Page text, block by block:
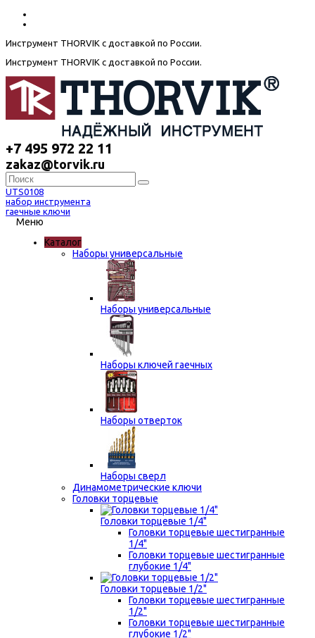
Инструмент THORVIK с доставкой по России.
Инструмент THORVIK с доставкой по России.
+7 495 972 22 11
zakaz@torvik.ru
UTS0108
набор инструмента
гаечные ключи
Меню
Каталог
Наборы универсальные
Наборы универсальные
Наборы ключей гаечных
Наборы отверток
Наборы сверл
Динамометрические ключи
Головки торцевые
Головки торцевые 1/4"
Головки торцевые шестигранные
1/4"
Головки торцевые шестигранные
глубокие 1/4"
Головки торцевые 1/2"
Головки торцевые шестигранные
1/2"
Головки торцевые шестигранные
глубокие 1/2"